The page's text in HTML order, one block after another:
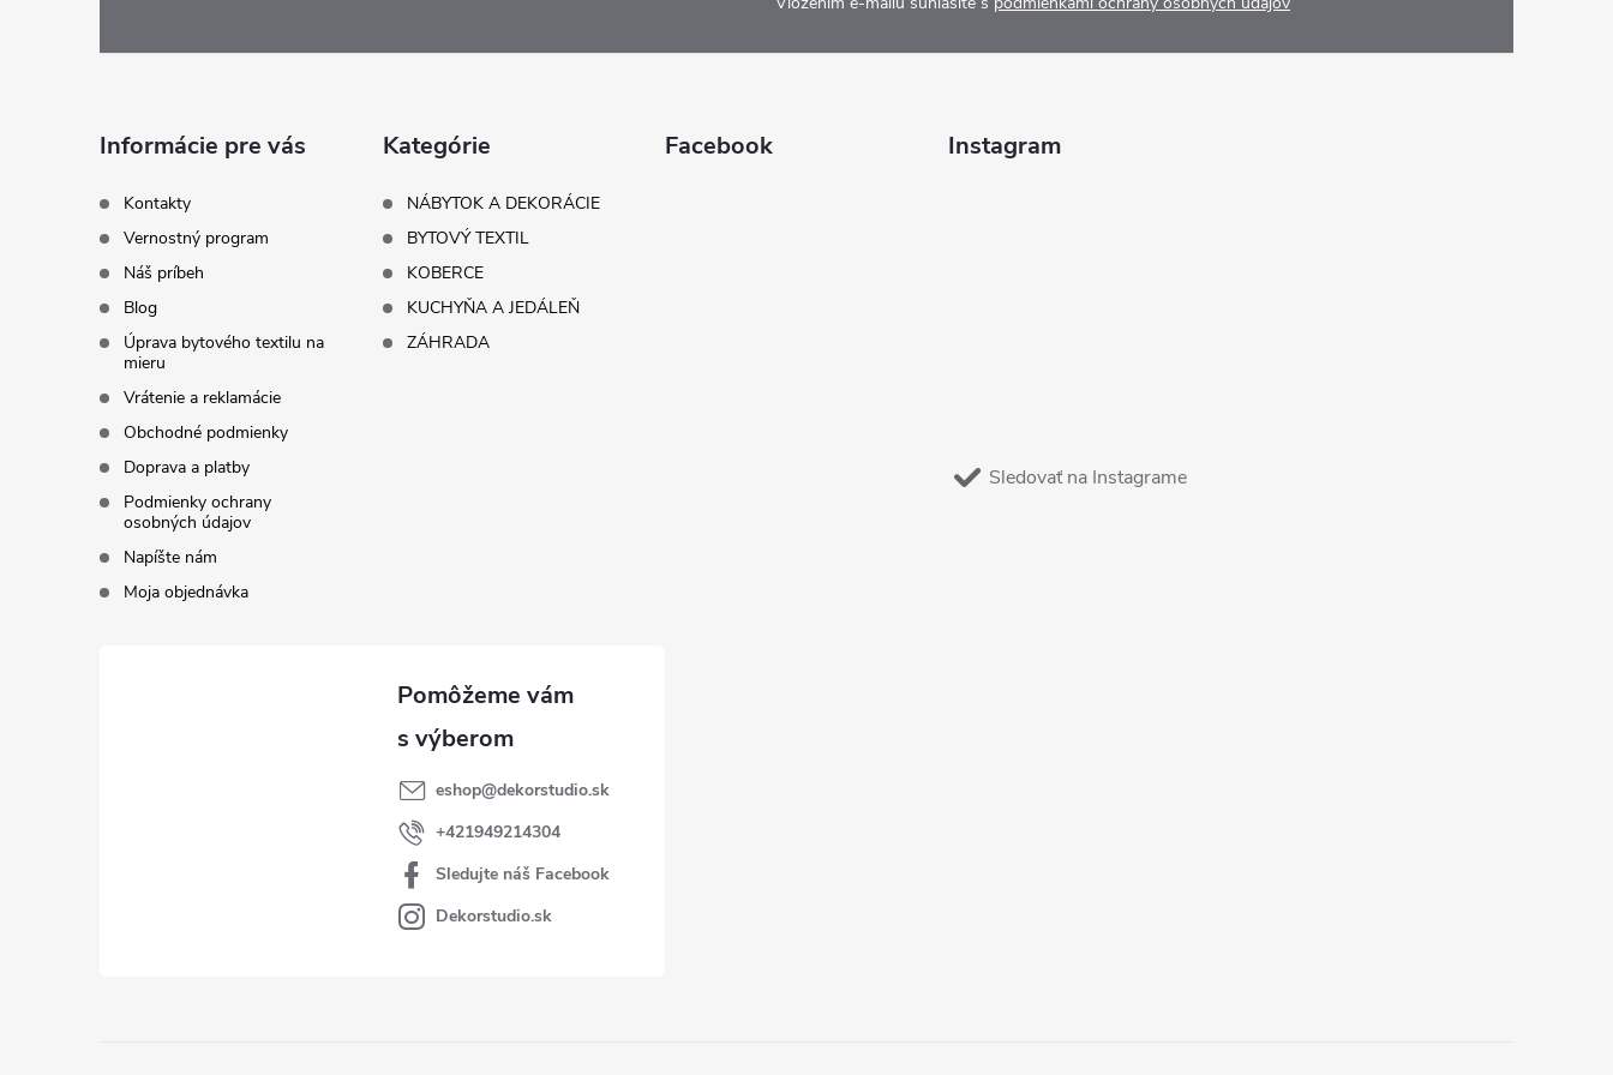
Informácie pre vás
Kontakty
Vernostný program
Náš príbeh
Blog
Úprava bytového textilu na
mieru
Vrátenie a reklamácie
Obchodné podmienky
Doprava a platby
Podmienky ochrany
osobných údajov
Napíšte nám
Moja objednávka
Kategórie
NÁBYTOK A DEKORÁCIE
BYTOVÝ TEXTIL
KOBERCE
KUCHYŇA A JEDÁLEŇ
ZÁHRADA
Facebook Instagram
Sledovať na Instagrame
eshop@dekorstudio.sk
+421949214304
Sledujte náš Facebook
Dekorstudio.sk